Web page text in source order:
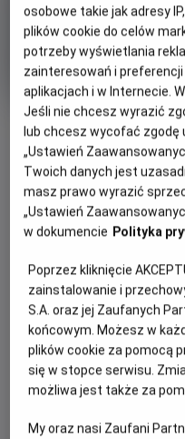
OBSERWUJ
Finał:
Oryginalny
tytuł
Sportowy
Czas
trwania
240 min
OPIS WYDARZENIA
Czas na najważniejszy
vs Ameryka. Hiszpania
Która reprezentacja
okaże się już w najbliższą
Najlepsze mecze
obejrzyj ten pojedynek
osobowe takie jak adresy
plików cookie do celów
potrzeby wyświetlania
zainteresowań i preferencji
aplikacjach i w Internecie.
Jeśli nie chcesz wyrazić
lub chcesz wycofać zgodę
„Ustawień
Twoich danych jest
masz prawo wyrazić
„Ustawień
w dokumencie Polityka
Poprzez kliknięcie
zainstalowanie i
S.A. oraz jej Zaufanych
końcowym. Możesz w
plików cookie za pomocą
się w stopce serwisu.
możliwa jest także za
My oraz nasi Zaufani